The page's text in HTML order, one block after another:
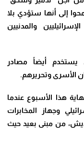
إلى أنها ستؤدي بلا
والمدنيين
يستخدم أيضاً مصادر
الأسرى وتحريرهم.
هذا الأسبوع عندما
وجهاز المخابرات
من مبنى بعيد حيث